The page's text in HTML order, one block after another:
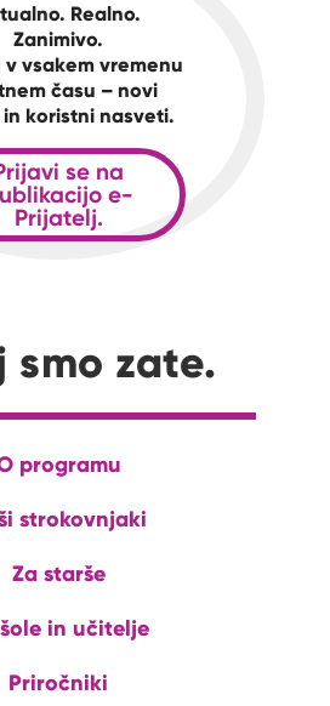
Realno.
Zanimivo.
v vsakem vremenu
času – novi
koristni nasveti.
se na
e-
Prijatelj.
smo zate.
programu
strokovnjaki
Za starše
in učitelje
Priročniki